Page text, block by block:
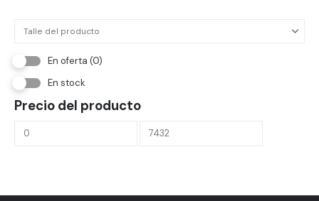
En oferta (0)
En stock
Precio del producto